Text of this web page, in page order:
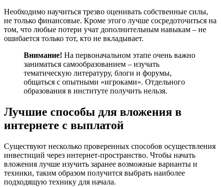
Необходимо научиться трезво оценивать собственные силы,
не только финансовые. Кроме этого лучше сосредоточиться на
том, что любые потери учат дополнительным навыкам – не
ошибается только тот, кто не вкладывает.
Внимание! На первоначальном этапе очень важно
заниматься самообразованием – изучать
тематическую литературу, блоги и форумы,
общаться с опытными «игроками». Отдельного
образования в институте получить нельзя.
Лучшие способы для вложения в
интернете с выплатой
Существуют несколько проверенных способов осуществления
инвестиций через интернет-пространство. Чтобы начать
вложения лучше изучить заранее возможные варианты и
техники, таким образом получится выбрать наиболее
подходящую технику для начала.